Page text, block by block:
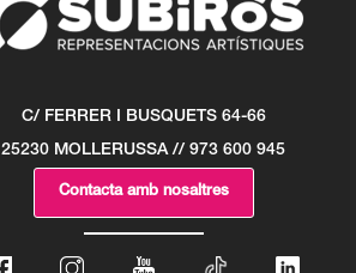
C/ FERRER I BUSQUETS 64-66
25230 MOLLERUSSA // 973 600 945
Contacta amb nosaltres